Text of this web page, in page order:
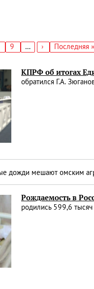
Страница
9 …
Следующая
›
Последняя
Последняя »
КПРФ об итогах
обратился Г.А.
дожди мешают омским
Рождаемость в
родились 599,6